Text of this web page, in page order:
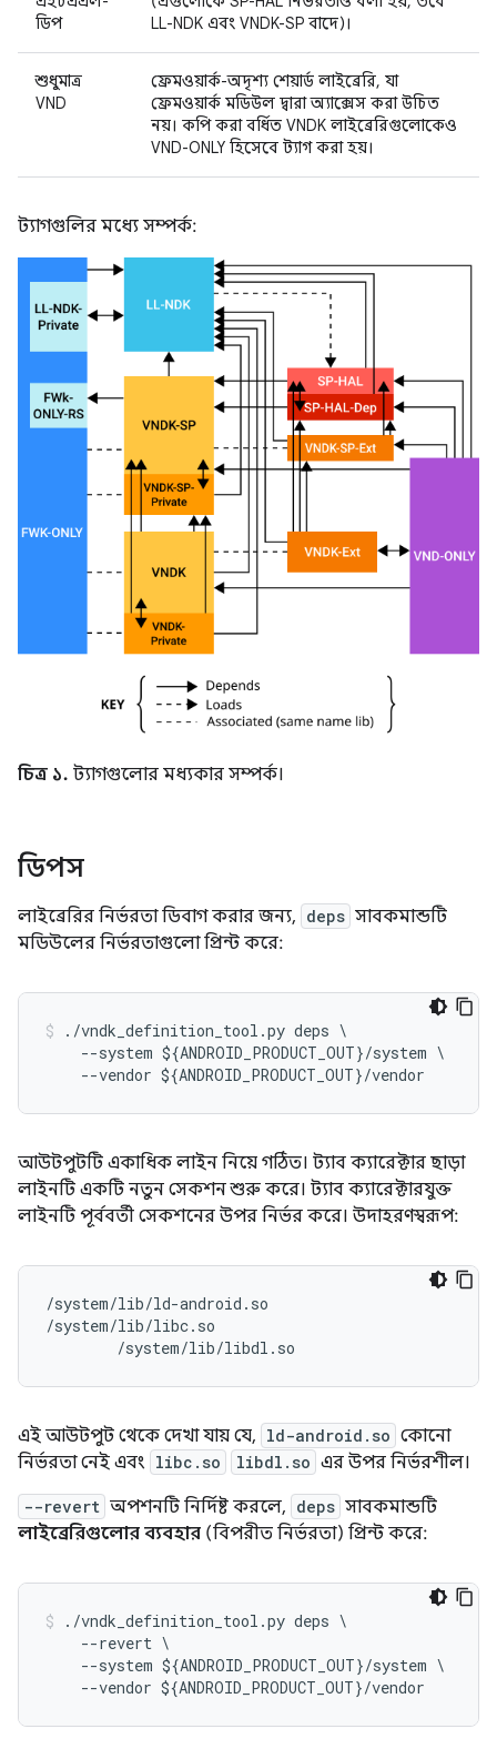
ডিপ
LL-NDK এবং VNDK-SP বাদে)।
শুধুমাত্র
VND
ফ্রেমওয়ার্ক-অদৃশ্য শেয়ার্ড লাইব্রেরি, যা
ফ্রেমওয়ার্ক মডিউল দ্বারা অ্যাক্সেস করা উচিত
নয়। কপি করা বর্ধিত VNDK লাইব্রেরিগুলোকেও
VND-ONLY হিসেবে ট্যাগ করা হয়।
ট্যাগগুলির মধ্যে সম্পর্ক:
চিত্র ১. ট্যাগগুলোর মধ্যকার সম্পর্ক।
ডিপস
লাইব্রেরির নির্ভরতা ডিবাগ করার জন্য, deps সাবকমান্ডটি
মডিউলের নির্ভরতাগুলো প্রিন্ট করে:
./vndk_definition_tool .py deps \
--system ${ANDROID_PRODUCT_OUT}/system
--vendor ${ANDROID_PRODUCT_OUT}/vendor
আউটপুটটি একাধিক লাইন নিয়ে গঠিত। ট্যাব ক্যারেক্টার ছাড়া
লাইনটি একটি নতুন সেকশন শুরু করে। ট্যাব ক্যারেক্টারযুক্ত
লাইনটি পূর্ববর্তী সেকশনের উপর নির্ভর করে। উদাহরণস্বরূপ:
/system/lib/ld-android.so
/system/lib/libc.so
        /system/lib/libdl.so
এই আউটপুট থেকে দেখা যায় যে, ld-android.so কোনো
নির্ভরতা নেই এবং libc.so libdl.so এর উপর নির্ভরশীল।
--revert অপশনটি নির্দিষ্ট করলে, deps সাবকমান্ডটি
লাইব্রেরিগুলোর ব্যবহার (বিপরীত নির্ভরতা) প্রিন্ট করে:
./vndk_definition_tool .py deps \
--revert
--system ${ANDROID_PRODUCT_OUT}/system
--vendor ${ANDROID_PRODUCT_OUT}/vendor